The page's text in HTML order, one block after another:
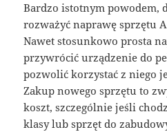
Bardzo istotnym powodem,
rozważyć naprawę sprzętu
Nawet stosunkowo prosta
przywrócić urządzenie do
pozwolić korzystać z niego
Zakup nowego sprzętu to
koszt, szczególnie jeśli
klasy lub sprzęt do